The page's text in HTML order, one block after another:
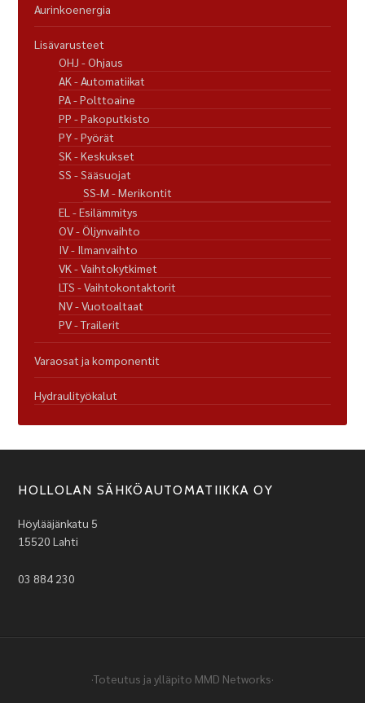
Aurinkoenergia
Lisävarusteet
OHJ - Ohjaus
AK - Automatiikat
PA - Polttoaine
PP - Pakoputkisto
PY - Pyörät
SK - Keskukset
SS - Sääsuojat
SS-M - Merikontit
EL - Esilämmitys
OV - Öljynvaihto
IV - Ilmanvaihto
VK - Vaihtokytkimet
LTS - Vaihtokontaktorit
NV - Vuotoaltaat
PV - Trailerit
Varaosat ja komponentit
Hydraulityökalut
HOLLOLAN SÄHKÖAUTOMATIIKKA OY
Höylääjänkatu 5
15520 Lahti
03 884 230
·Toteutus ja ylläpito MMD Networks·